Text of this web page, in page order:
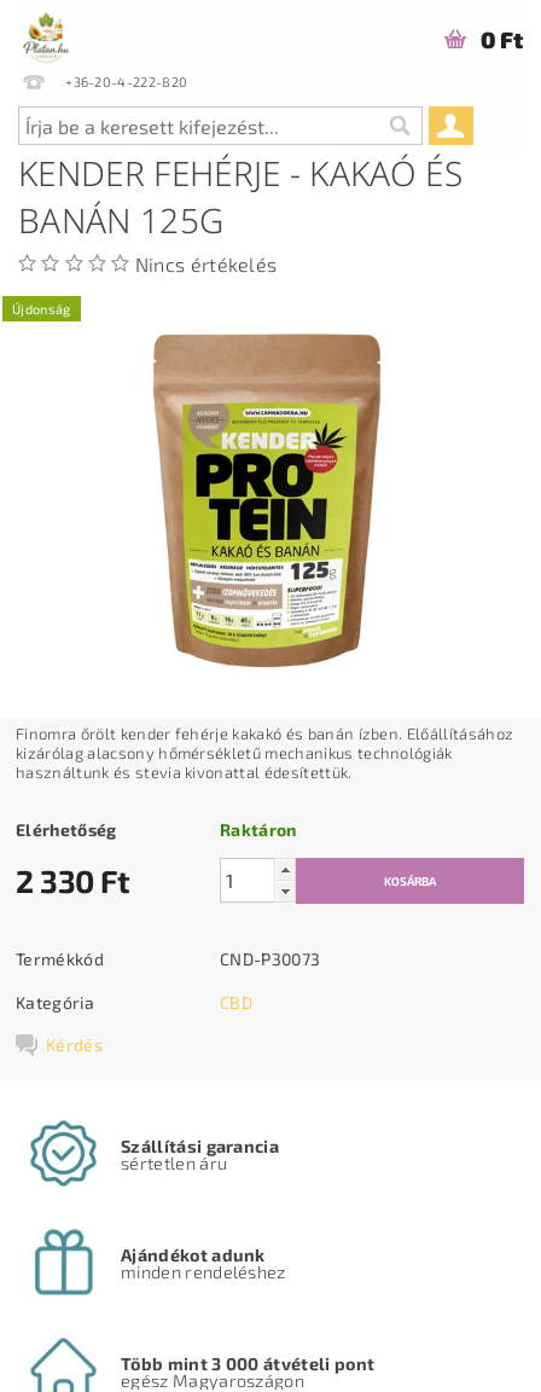
+36-20-4-222-820
0 Ft
KENDER FEHÉRJE - KAKAÓ ÉS
BANÁN 125G
Nincs értékelés
Újdonság
Finomra őrölt kender fehérje kakakó és banán ízben. Előállításához
kizárólag alacsony hőmérsékletű mechanikus technológiák
használtunk és stevia kivonattal édesítettük.
Elérhetőség Raktáron
2 330 Ft
Termékkód CND-P30073
Kategória CBD
Kérdés
Szállítási garancia
sértetlen áru
Ajándékot adunk
minden rendeléshez
Több mint 3 000 átvételi pont
egész Magyaroszágon